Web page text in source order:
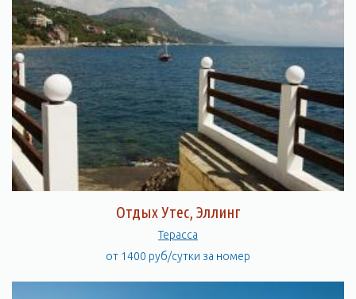
Отдых Утес, Эллинг
Терасса
от 1400 руб/сутки за номер